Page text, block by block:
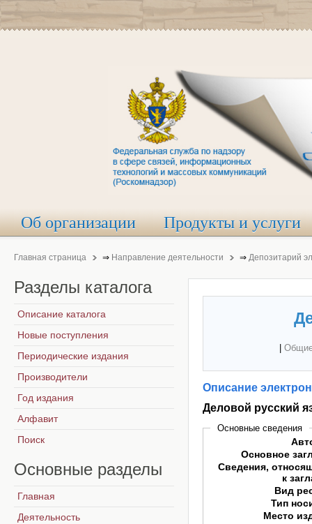
Об организации Продукты и услуги
Главная страница ⇒ Направление деятельности ⇒ Депозитарий
Описание
Деловой русский
Основные сведения
Основное
Сведения,
к
Вид
Тип
Место
Разделы каталога
Описание каталога
Новые поступления
Периодические издания
Производители
Год издания
Алфавит
Поиск
Основные разделы
Главная
Деятельность